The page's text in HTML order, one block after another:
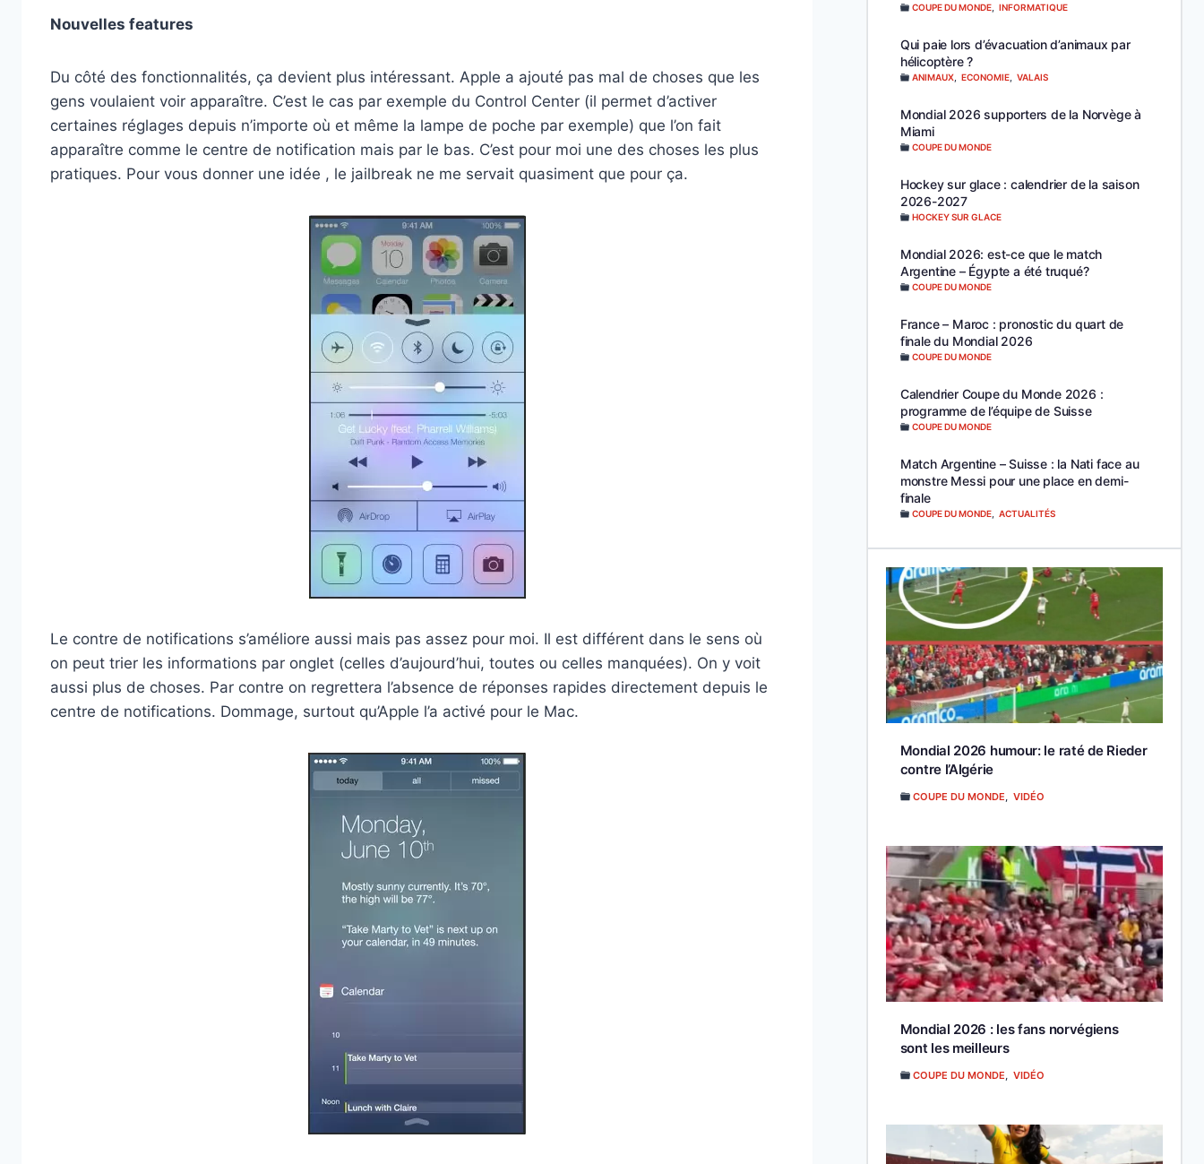
Nouvelles features
Du côté des fonctionnalités, ça devient plus intéressant. Apple a ajouté pas mal de choses que les
gens voulaient voir apparaître. C’est le cas par exemple du Control Center (il permet d’activer
certaines réglages depuis n’importe où et même la lampe de poche par exemple) que l’on fait
apparaître comme le centre de notification mais par le bas. C’est pour moi une des choses les plus
pratiques. Pour vous donner une idée , le jailbreak ne me servait quasiment que pour ça.
Le contre de notifications s’améliore aussi mais pas assez pour moi. Il est différent dans le sens où
on peut trier les informations par onglet (celles d’aujourd’hui, toutes ou celles manquées). On y voit
aussi plus de choses. Par contre on regrettera l’absence de réponses rapides directement depuis le
centre de notifications. Dommage, surtout qu’Apple l’a activé pour le Mac.
COUPE DU MONDE, INFORMATIQUE
Qui paie lors d’évacuation d’animaux par
hélicoptère ?
ANIMAUX, ECONOMIE, VALAIS
Mondial 2026 supporters de la Norvège à
Miami
COUPE DU MONDE
Hockey sur glace : calendrier de la saison
2026-2027
HOCKEY SUR GLACE
Mondial 2026: est-ce que le match
Argentine – Égypte a été truqué?
COUPE DU MONDE
France – Maroc : pronostic du quart de
finale du Mondial 2026
COUPE DU MONDE
Calendrier Coupe du Monde 2026 :
programme de l’équipe de Suisse
COUPE DU MONDE
Match Argentine – Suisse : la Nati face au
monstre Messi pour une place en demi-
finale
COUPE DU MONDE, ACTUALITÉS
Mondial 2026 humour: le raté de Rieder
contre l’Algérie
COUPE DU MONDE VIDÉO
Mondial 2026 : les fans norvégiens
sont les meilleurs
COUPE DU MONDE VIDÉO